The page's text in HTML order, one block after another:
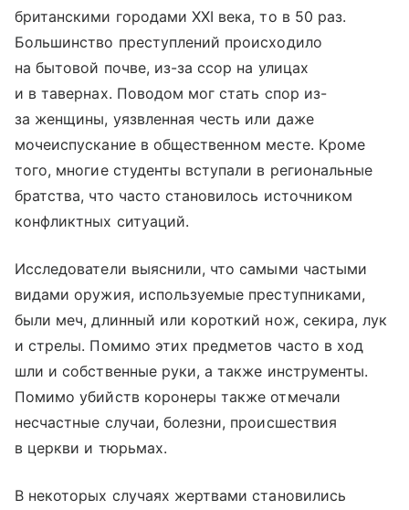
британскими городами XXI века, то в 50 раз.
Большинство преступлений происходило
на бытовой почве, из-за ссор на улицах
и в тавернах. Поводом мог стать спор из-
за женщины, уязвленная честь или даже
мочеиспускание в общественном месте. Кроме
того, многие студенты вступали в региональные
братства, что часто становилось источником
конфликтных ситуаций.
Исследователи выяснили, что самыми частыми
видами оружия, используемые преступниками,
были меч, длинный или короткий нож, секира, лук
и стрелы. Помимо этих предметов часто в ход
шли и собственные руки, а также инструменты.
Помимо убийств коронеры также отмечали
несчастные случаи, болезни, происшествия
в церкви и тюрьмах.
В некоторых случаях жертвами становились